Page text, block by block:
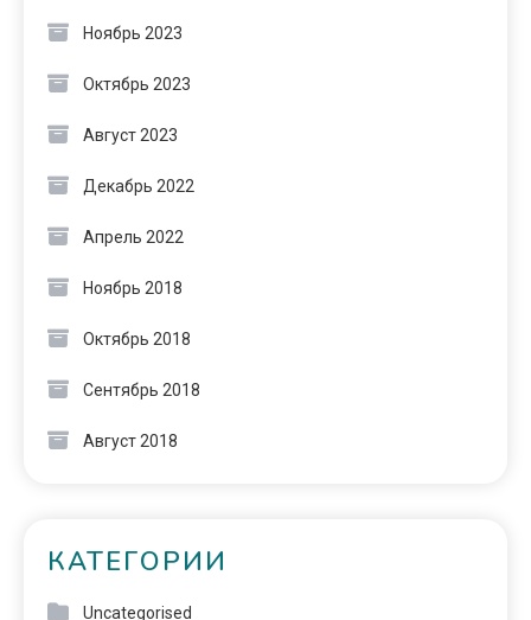
Ноябрь 2023
Октябрь 2023
Август 2023
Декабрь 2022
Апрель 2022
Ноябрь 2018
Октябрь 2018
Сентябрь 2018
Август 2018
КАТЕГОРИИ
Uncategorised